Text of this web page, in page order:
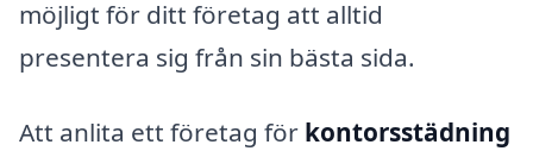
möjligt för ditt företag att alltid
presentera sig från sin bästa sida.
Att anlita ett företag för kontorsstädning